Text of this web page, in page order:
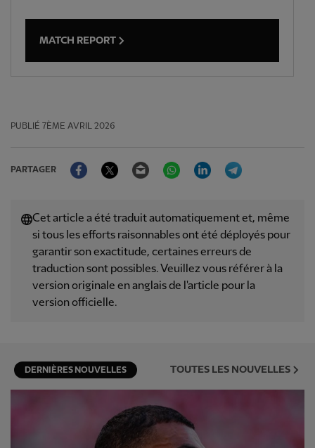
MATCH REPORT
PUBLIÉ 7ÈME AVRIL 2026
PARTAGER
FacebookTwitter Email WhatsAppLinkedIn
Cet article a été traduit automatiquement et, même
si tous les efforts raisonnables ont été déployés pour
garantir son exactitude, certaines erreurs de
traduction sont possibles. Veuillez vous référer à la
version originale en anglais de l'article pour la
version officielle.
DERNIÈRES NOUVELLES TOUTES LES NOUVELLES